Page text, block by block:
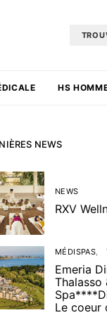
HS
NEWS
NEWS
RXV
MÉDISPAS
Emeria
Thalasso
Le coeur